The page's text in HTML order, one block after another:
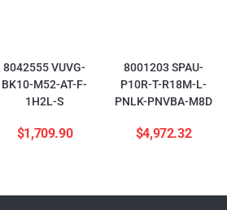
8042555 VUVG-
BK10-M52-AT-F-
1H2L-S
$1,709.90
8001203 SPAU-
P10R-T-R18M-L-
PNLK-PNVBA-M8D
$4,972.32